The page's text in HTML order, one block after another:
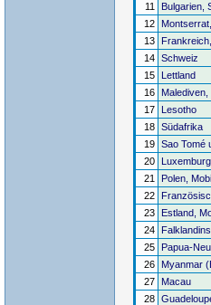
11
Bulgarien,
12
13
14 Schweiz
15
Lettland
16
Malediven,
17
Lesotho
18 Südafrika
19 Sao Tomé
20
Luxemburg
21
Polen,
22
23
Estland,
24
25
Papua-
26
Myanmar
27
Macau
28